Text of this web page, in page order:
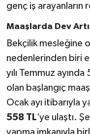
genç iş arayanların
Maaşlarda Dev
Bekçilik mesleğine
nedenlerinden biri
yılı Temmuz
olan başlangıç
Ocak ayı itibarıyla
558 TL’ye ulaştı.